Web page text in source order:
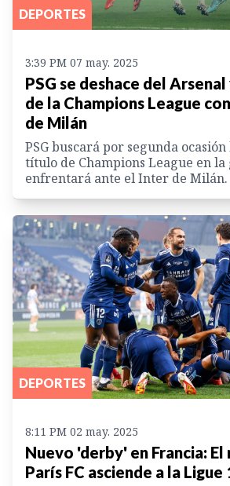
DEPORTES
3:39 PM 07 may. 2025
PSG se deshace del
de la Champions League
de Milán
PSG buscará por segunda
título de Champions League en
enfrentará ante el Inter de Milán.
DEPORTES
8:11 PM 02 may. 2025
Nuevo 'derby' en Francia:
París FC asciende a la Ligue